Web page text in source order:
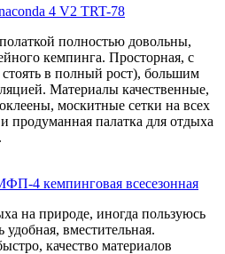
4 V2 TRT-78
полностью довольны,
кемпинга. Просторная, с
в полный рост), большим
Материалы качественные,
москитные сетки на всех
продуманная палатка для отдыха
4 кемпинговая всесезонная
на природе, иногда пользуюсь
вместительная.
качество материалов